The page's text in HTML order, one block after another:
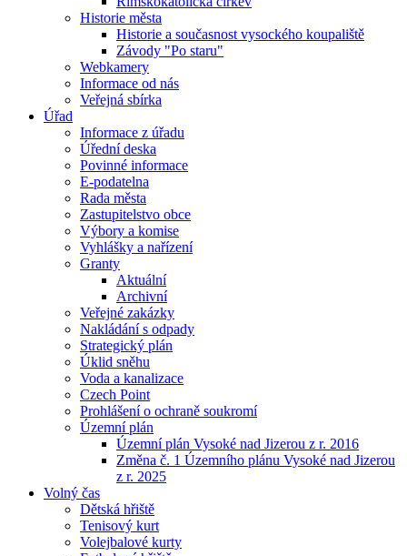
Historie města
Historie a současnost vysockého koupaliště
Závody "Po staru"
Webkamery
Informace od nás
Veřejná sbírka
Úřad
Informace z úřadu
Úřední deska
Povinné informace
E-podatelna
Rada města
Zastupitelstvo obce
Výbory a komise
Vyhlášky a nařízení
Granty
Aktuální
Archivní
Veřejné zakázky
Nakládání s odpady
Strategický plán
Úklid sněhu
Voda a kanalizace
Czech Point
Prohlášení o ochraně soukromí
Územní plán
Územní plán Vysoké nad Jizerou z r. 2016
Změna č. 1 Územního plánu Vysoké nad Jizerou
z r. 2025
Volný čas
Dětská hřiště
Tenisový kurt
Volejbalové kurty